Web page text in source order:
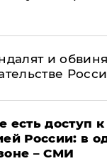
и
есть доступ
России: в
– СМИ